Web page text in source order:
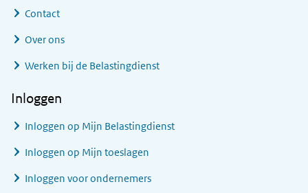
Contact
Over ons
Werken bij de Belastingdienst
Inloggen
Inloggen op Mijn Belastingdienst
Inloggen op Mijn toeslagen
Inloggen voor ondernemers